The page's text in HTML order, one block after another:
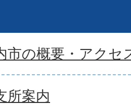
市の概要・アクセ
所案内